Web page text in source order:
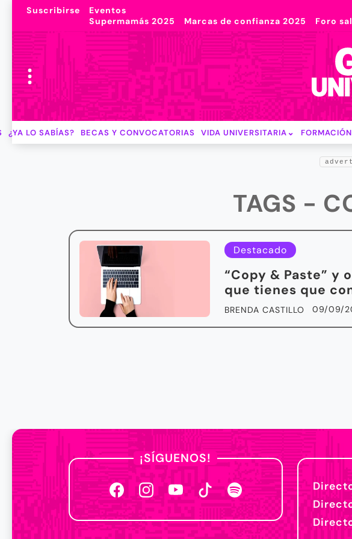
Suscribirse
Eventos
Supermamás 2025
Marcas de confianza 2025 Foro
¿YA LO SABÍAS? BECAS Y CONVOCATORIAS VIDA UNIVERSITARIA
TAGS -
Destacado
“Copy & Paste” y
que tienes que
BRENDA CASTILLO 09/09/
¡SÍGUENOS!